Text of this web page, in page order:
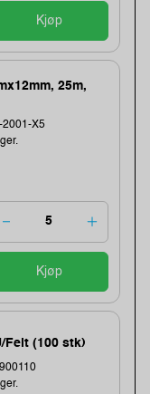
Kjøp
25m,
2001-X5
Kjøp
Felt (100 stk)